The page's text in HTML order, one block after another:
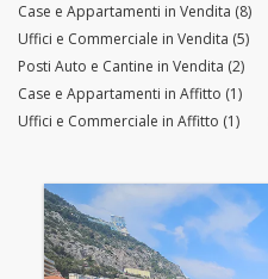
Case e Appartamenti in Vendita (8)
Uffici e Commerciale in Vendita (5)
Posti Auto e Cantine in Vendita (2)
Case e Appartamenti in Affitto (1)
Uffici e Commerciale in Affitto (1)